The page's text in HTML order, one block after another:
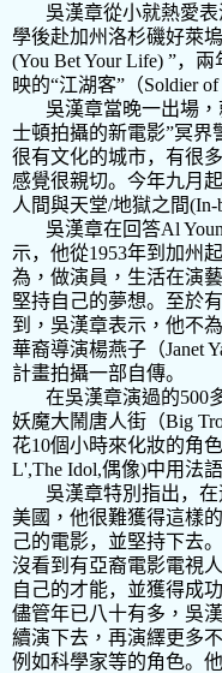
吳漢章從小就熱愛
學後赴加州洛杉磯好萊
(You Bet Your Life) ”，兩
映的“江湖客”（Soldier
吳漢章當晚一出場，
士頓拍攝的新電影”冥界
很有文化的城市，有很
感覺很親切。今年九月
人間與天堂/地獄之間(In-
吳漢章在回答Al
示， 他從1953年到加州
為，做演員，生活在演藝
堅持自己的夢想。 至於有
到 ，吳漢章表示，他不
華裔導演楊燕子（Janet
計畫拍攝一部自傳。
在吳漢章演過的500
妖魔大鬧唐人街（Big
花10個小時來化妝的角
L',The Idol,偶像)中用法
吳漢章特別指出，
美國 ，他很難獲得這樣
己的電影，並堅持下去。
沒看到 有亞裔電影電視人
自己的才能，並獲得成功
儘管年已八十有多，吳
續演下去 ， 再演繹更多
例如科學家等的角色。